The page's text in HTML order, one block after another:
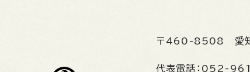
〒460-8508 愛
代表電話： 052-